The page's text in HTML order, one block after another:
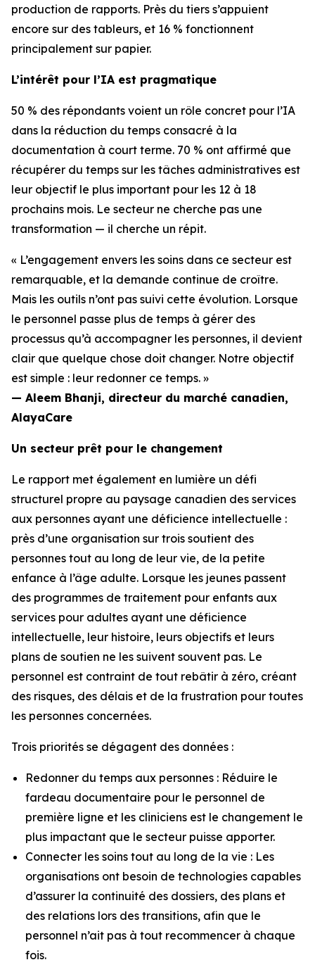
production de rapports. Près du tiers s’appuient
encore sur des tableurs, et 16 % fonctionnent
principalement sur papier.
L’intérêt pour l’IA est pragmatique
50 % des répondants voient un rôle concret pour l’IA
dans la réduction du temps consacré à la
documentation à court terme. 70 % ont affirmé que
récupérer du temps sur les tâches administratives est
leur objectif le plus important pour les 12 à 18
prochains mois. Le secteur ne cherche pas une
transformation — il cherche un répit.
« L’engagement envers les soins dans ce secteur est
remarquable, et la demande continue de croître.
Mais les outils n’ont pas suivi cette évolution. Lorsque
le personnel passe plus de temps à gérer des
processus qu’à accompagner les personnes, il devient
clair que quelque chose doit changer. Notre objectif
est simple : leur redonner ce temps. »
— Aleem Bhanji, directeur du marché canadien,
AlayaCare
Un secteur prêt pour le changement
Le rapport met également en lumière un défi
structurel propre au paysage canadien des services
aux personnes ayant une déficience intellectuelle :
près d’une organisation sur trois soutient des
personnes tout au long de leur vie, de la petite
enfance à l’âge adulte. Lorsque les jeunes passent
des programmes de traitement pour enfants aux
services pour adultes ayant une déficience
intellectuelle, leur histoire, leurs objectifs et leurs
plans de soutien ne les suivent souvent pas. Le
personnel est contraint de tout rebâtir à zéro, créant
des risques, des délais et de la frustration pour toutes
les personnes concernées.
Trois priorités se dégagent des données :
Redonner du temps aux personnes : Réduire le
fardeau documentaire pour le personnel de
première ligne et les cliniciens est le changement le
plus impactant que le secteur puisse apporter.
Connecter les soins tout au long de la vie : Les
organisations ont besoin de technologies capables
d’assurer la continuité des dossiers, des plans et
des relations lors des transitions, afin que le
personnel n’ait pas à tout recommencer à chaque
fois.